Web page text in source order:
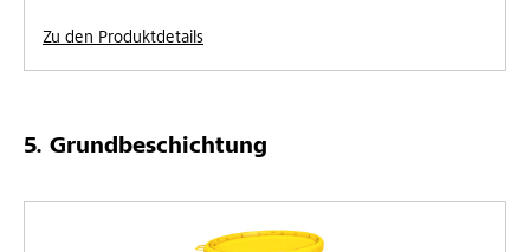
Zu den Produktdetails
Grundbeschichtung